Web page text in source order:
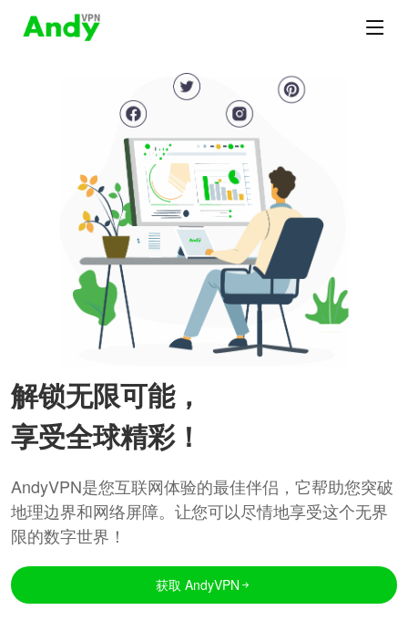
解锁无限可能，
享受全球精彩！
AndyVPN是您互联网体验的最佳伴侣，它帮助您突破
地理边界和网络屏障。让您可以尽情地享受这个无界
限的数字世界！
获取 AndyVPN